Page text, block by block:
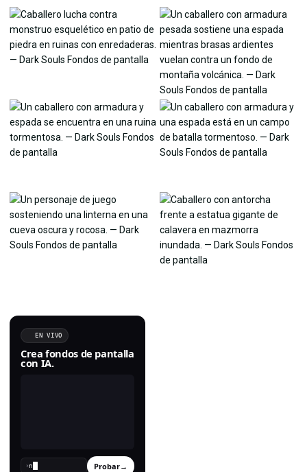
EN VIVO
Crea fondos de pantalla
con IA.
› Probar→